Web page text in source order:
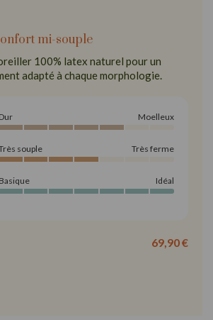
mi-souple
100% latex naturel pour un
adapté à chaque morphologie.
Dur Moelleux
souple Très ferme
Basique Idéal
69,90 €